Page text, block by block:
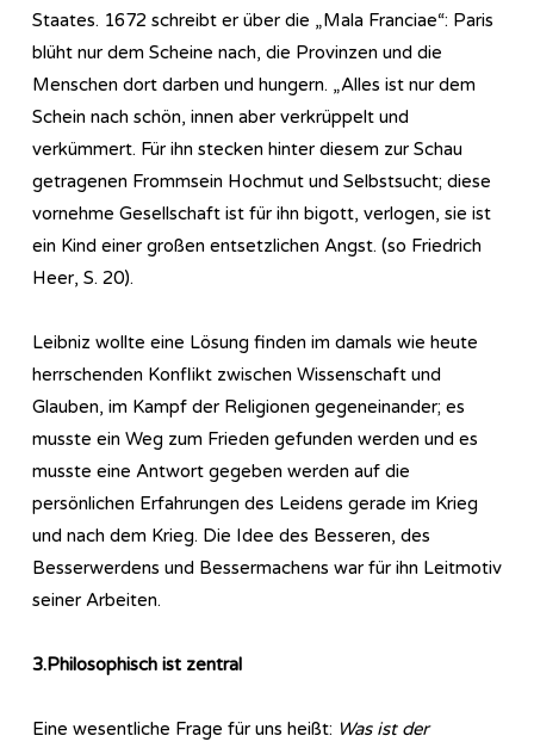
Staates. 1672 schreibt er über die „Mala Franciae“: Paris
blüht nur dem Scheine nach, die Provinzen und die
Menschen dort darben und hungern. „Alles ist nur dem
Schein nach schön, innen aber verkrüppelt und
verkümmert. Für ihn stecken hinter diesem zur Schau
getragenen Frommsein Hochmut und Selbstsucht; diese
vornehme Gesellschaft ist für ihn bigott, verlogen, sie ist
ein Kind einer großen entsetzlichen Angst. (so Friedrich
Heer, S. 20).
Leibniz wollte eine Lösung finden im damals wie heute
herrschenden Konflikt zwischen Wissenschaft und
Glauben, im Kampf der Religionen gegeneinander; es
musste ein Weg zum Frieden gefunden werden und es
musste eine Antwort gegeben werden auf die
persönlichen Erfahrungen des Leidens gerade im Krieg
und nach dem Krieg. Die Idee des Besseren, des
Besserwerdens und Bessermachens war für ihn Leitmotiv
seiner Arbeiten.
3.Philosophisch ist zentral
Eine wesentliche Frage für uns heißt: Was ist der